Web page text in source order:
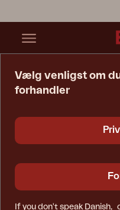
Vælg venligst om
forhandler
If you don't speak Danish,